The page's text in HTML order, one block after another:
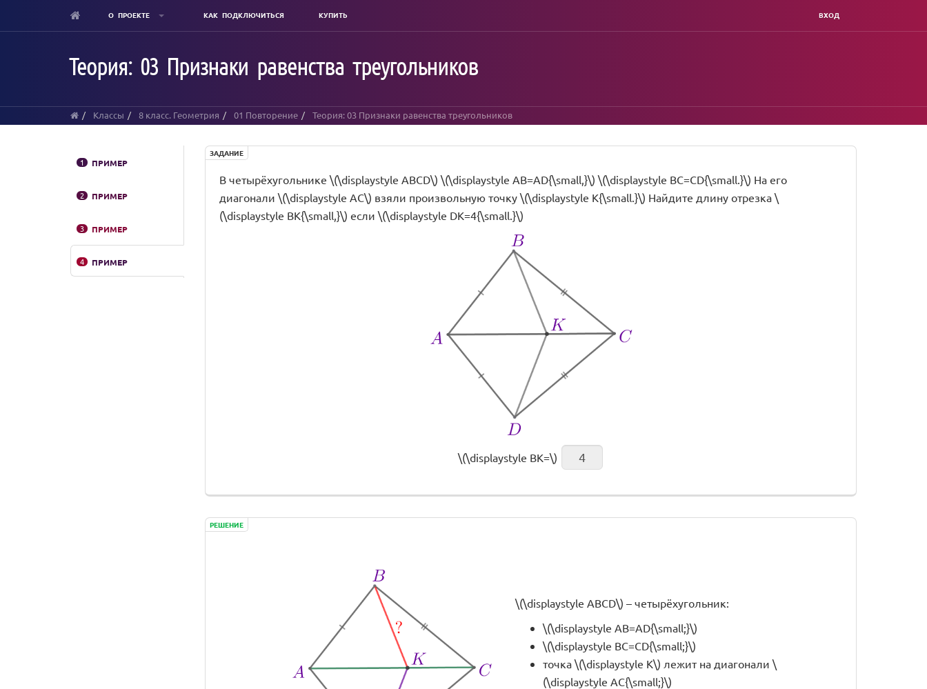
О ПРОЕКТЕ КАК ПОДКЛЮЧИТЬСЯ КУПИТЬ ВХОД
Теория: 03 Признаки равенства треугольников
Классы 8 класс. Геометрия 01 Повторение Теория: 03 Признаки равенства треугольников
1 ПРИМЕР
2 ПРИМЕР
3 ПРИМЕР
4 ПРИМЕР
ЗАДАНИЕ
В четырёхугольнике \(\displaystyle ABCD\) \(\displaystyle AB=AD{\small,}\) \(\displaystyle BC=CD{\small.}\) На его
диагонали \(\displaystyle AC\) взяли произвольную точку \(\displaystyle K{\small.}\) Найдите длину отрезка \
(\displaystyle BK{\small,}\) если \(\displaystyle DK=4{\small.}\)
\(\displaystyle BK=\)
РЕШЕНИЕ
\(\displaystyle ABCD\) – четырёхугольник:
\(\displaystyle AB=AD{\small;}\)
\(\displaystyle BC=CD{\small;}\)
точка \(\displaystyle K\) лежит на диагонали \
(\displaystyle AC{\small;}\)